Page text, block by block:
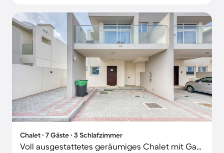
Chalet ∙ 7 Gäste ∙ 3 Schlafzimmer
Voll ausgestattetes geräumiges Chalet mit Garten und Pool | Stadtblick